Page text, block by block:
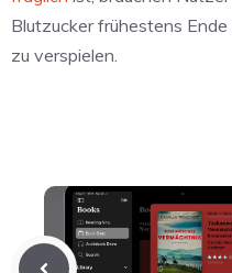
Blutzucker frühestens
zu verspielen.